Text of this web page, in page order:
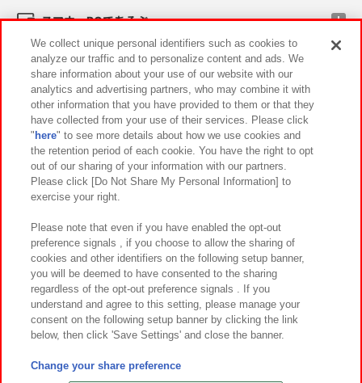
スマホ・PCであそぶ
イベント・キャンペーン
関連会社 サステナビリティ サイトポリシー
プライバシーポリシー ウェブアクセシビリティ方針と検証結果
お取引先さまとともに
カスタマーハラスメント対応方針 よくあるご質問・お問い合わせ
©Bandai Namco Amusement Inc.
©Bandai Namco Amusement Lab Inc.
We collect unique personal identifiers such as cookies to
analyze our traffic and to personalize content and ads. We
share information about your use of our website with our
analytics and advertising partners, who may combine it with
other information that you have provided to them or that they
have collected from your use of their services. Please click
" here" to see more details about how we use cookies and
the retention period of each cookie. You have the right to opt
out of our sharing of your information with our partners.
Please click [Do Not Share My Personal Information] to
exercise your right.
Please note that even if you have enabled the opt-out
preference signals , if you choose to allow the sharing of
cookies and other identifiers on the following setup banner,
you will be deemed to have consented to the sharing
regardless of the opt-out preference signals . If you
understand and agree to this setting, please manage your
consent on the following setup banner by clicking the link
below, then click 'Save Settings' and close the banner.
Change your share preference